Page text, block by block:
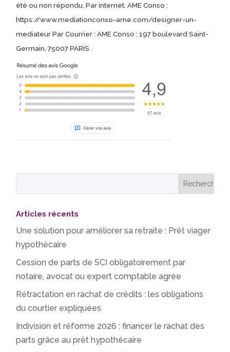
été ou non répondu. Par internet. AME Conso :
https://www.mediationconso-ame.com/designer-un-
mediateur Par Courrier : AME Conso : 197 boulevard Saint-
Germain, 75007 PARIS
Articles récents
Une solution pour améliorer sa retraite : Prêt viager
hypothécaire
Cession de parts de SCI obligatoirement par
notaire, avocat ou expert comptable agrée
Rétractation en rachat de crédits : les obligations
du courtier expliquées
Indivision et réforme 2026 : financer le rachat des
parts grâce au prêt hypothécaire